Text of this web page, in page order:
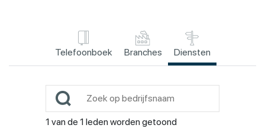
Telefoonboek Branches Diensten
1 van de 1 leden worden getoond